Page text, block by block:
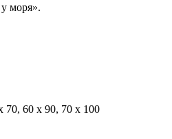
моря».
70, 60 х 90, 70 х 100